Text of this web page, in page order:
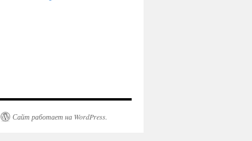
Сайт работает на WordPress.